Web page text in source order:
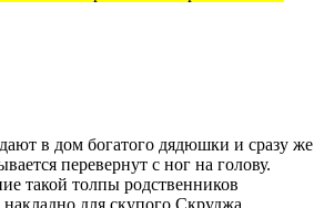
в дом богатого дядюшки и сразу же
перевернут с ног на голову.
такой толпы родственников
для скупого Скруджа.